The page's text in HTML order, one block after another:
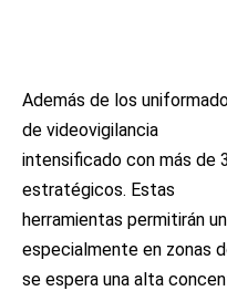
Además de los
de videovigilancia
intensificado con más de
estratégicos. Estas
herramientas permitirán
especialmente en zonas
se espera una alta